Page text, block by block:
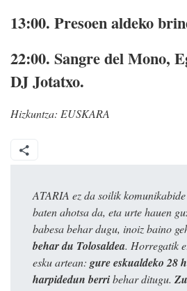
13:00. Presoen aldeko
22:00. Sangre del Mono,
DJ Jotatxo.
Hizkuntza: EUSKARA
ATARIA ez da soilik
baten ahotsa da, eta urte hauen
babesa behar dugu, inoiz baino
behar du Tolosaldea. Horregatik
esku artean: gure eskualdeko 28
harpidedun berribehar ditugu.